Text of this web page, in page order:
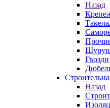
Назад
Гвозди
Назад